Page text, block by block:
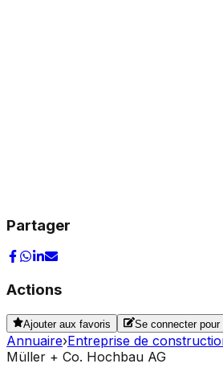
Partager
Actions
Ajouter aux favoris Se connecter pour
Annuaire›Entreprise de
Müller + Co. Hochbau AG